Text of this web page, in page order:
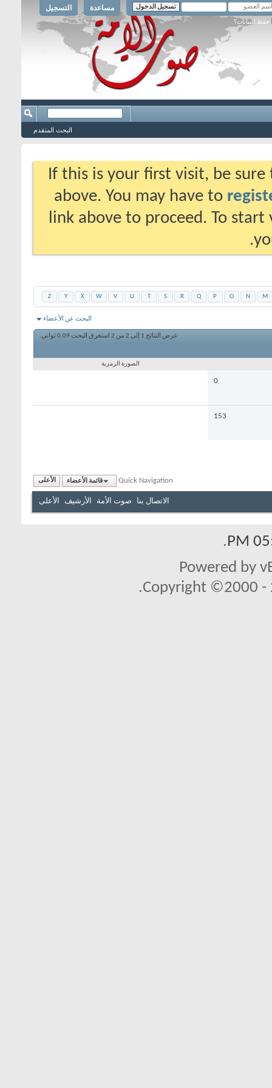
التسجيل مساعدة
حفظ البيانات؟
البحث المتقدم
If this is your first visit, be
above. You may have to
link above to proceed. To
M
N
O
P
Q
R
S
T
U
V
W
X
Y
Z
البحث عن الأعضاء
عرض النتائج 1 إلى 2 من 2 استغرق البحث 0.09ثواني.
الصورة الرمزية
0
153
Quick Navigation قائمة الأعضاء الأعلى
الاتصال بنا صوت الأمة الأرشيف الأعلى
.
Powered by
Copyright ©2000 -